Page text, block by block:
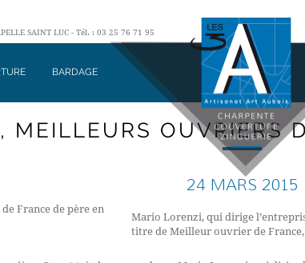
SAINT LUC - Tél. : 03 25 76 71 95
BARDAGE
MEILLEURS OUVRIERS
24 MARS 2015
Mario Lorenzi, qui dirige
titre de Meilleur ouvrier de